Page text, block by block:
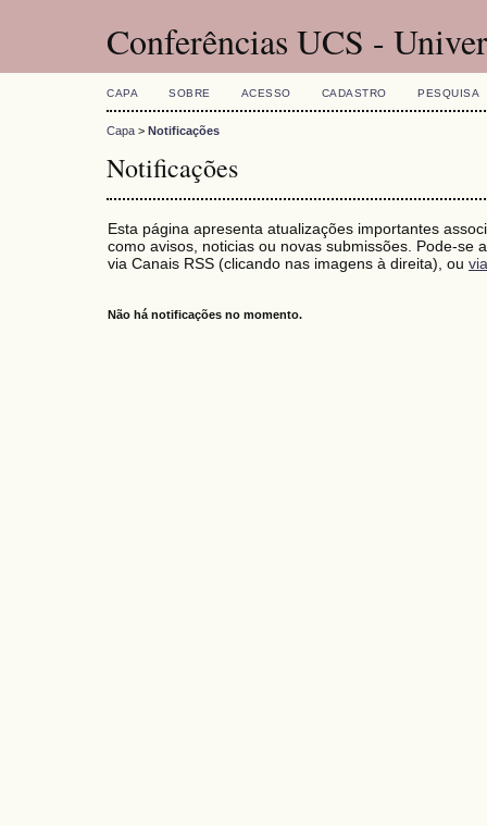
Conferências UCS -
CAPA SOBRE ACESSO CADASTRO PESQUISA
Capa > Notificações
Notificações
Esta página apresenta atualizações importantes
como avisos, noticias ou novas submissões. Pode-se
via Canais RSS (clicando nas imagens à direita), ou
Não há notificações no momento.